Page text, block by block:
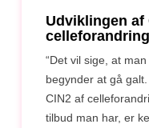
Udviklingen af
“Det vil sige, at
begynder at gå
CIN2 af
tilbud man har, er